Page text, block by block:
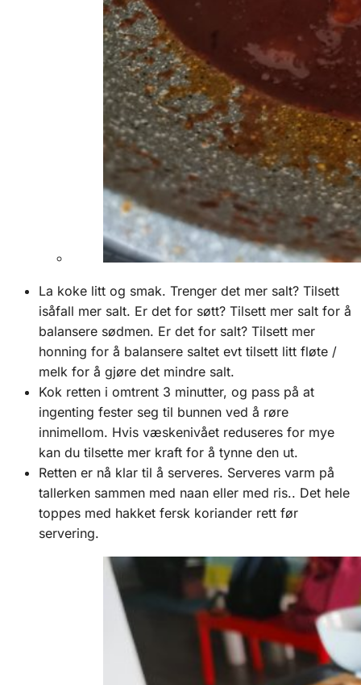
La koke litt og smak. Trenger det mer salt? Tilsett
isåfall mer salt. Er det for søtt? Tilsett mer salt for å
balansere sødmen. Er det for salt? Tilsett mer
honning for å balansere saltet evt tilsett litt fløte ​​/
melk for å gjøre det mindre salt.
Kok retten i omtrent 3 minutter, og pass på at
ingenting fester seg til bunnen ved å røre
innimellom. Hvis væskenivået reduseres for mye
kan du tilsette mer kraft for å tynne den ut.
Retten er nå klar til å serveres. Serveres varm på
tallerken sammen med naan eller med ris.. Det hele
toppes med hakket fersk koriander rett før
servering.